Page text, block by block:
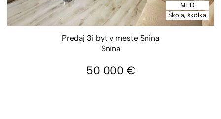
MHD
Škola, škôlka
Predaj 3i byt v meste Snina
Snina
50 000 €